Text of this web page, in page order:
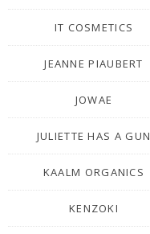
IT COSMETICS
JEANNE PIAUBERT
JOWAE
JULIETTE HAS A GUN
KAALM ORGANICS
KENZOKI